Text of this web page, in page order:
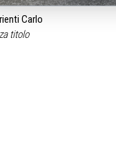
Carlo
titolo